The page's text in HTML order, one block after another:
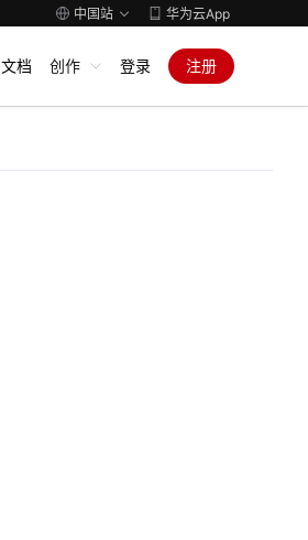
中国站 华为云App
文档 创作 登录 注册